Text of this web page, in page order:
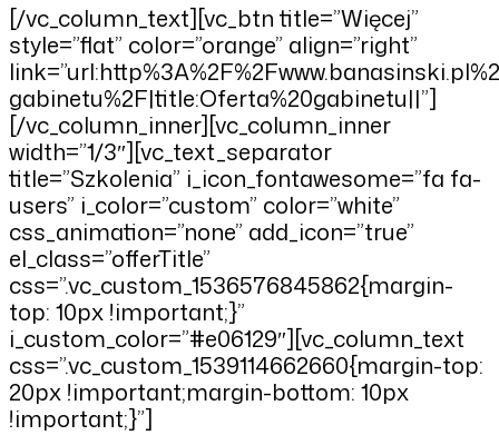
[/vc_column_text][vc_btn title=”Więcej”
style=”flat” color=”orange” align=”right”
gabinetu%2F|title:Oferta%20gabinetu||”]
[/vc_column_inner][vc_column_inner
width=”1/3″][vc_text_separator
title=”Szkolenia” i_icon_fontawesome=”fa fa-
users” i_color=”custom” color=”white”
css_animation=”none” add_icon=”true”
el_class=”offerTitle”
css=”.vc_custom_1536576845862{margin-
top: 10px !important;}”
i_custom_color=”#e06129″][vc_column_text
css=”.vc_custom_1539114662660{margin-top:
20px !important;margin-bottom: 10px
!important;}”]